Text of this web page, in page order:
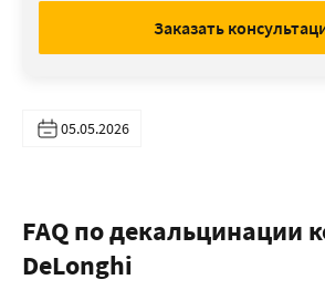
Заказать
05.05.2026
FAQ по декальцинации
DeLonghi